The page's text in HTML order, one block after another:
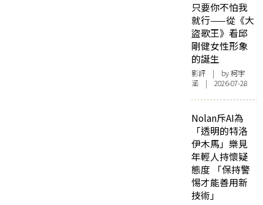
只要你不怕我
就行——從《大
盜歌王》看邱
剛健女性形象
的誕生
影評 | by 柯宇
涵 | 2026-07-28
Nolan斥AI為
「透明的特洛
伊木馬」樂見
年輕人持懷疑
態度 「保持警
惕才能善用新
技術」